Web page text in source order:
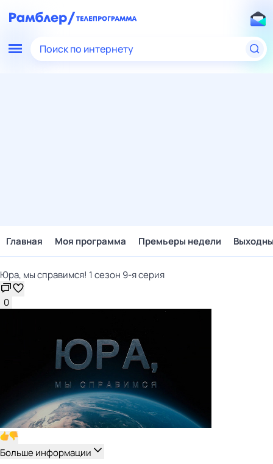
Поиск по интернету
Главная Моя программа Премьеры недели
Юра, мы справимся! 1 сезон 9-я серия
0
Больше информации